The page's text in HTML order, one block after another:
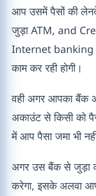
आप उसमें पैसों की
जुड़ा ATM, and
Internet banking
काम कर रही होगी।
वही अगर आपका बैंक
अकाउंट से किसी को
में आप पैसा जमा भी
अगर उस बैंक से जुड़ा
करेगा, इसके अलवा